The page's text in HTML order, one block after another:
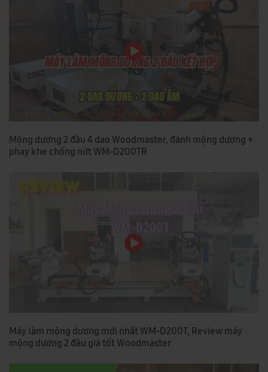
Mộng dương 2 đầu 4 dao Woodmaster, đánh mộng dương +
phay khe chống nứt WM-D200TR
Máy làm mộng dương mới nhất WM-D200T, Review máy
mộng dương 2 đầu giá tốt Woodmaster